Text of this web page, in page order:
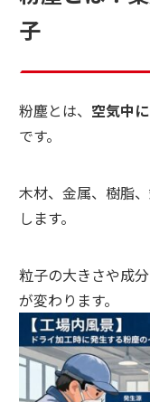
子
粉塵とは、 空気中
です。
木材、金属、樹脂
します。
粒子の大きさや成
が変わります。